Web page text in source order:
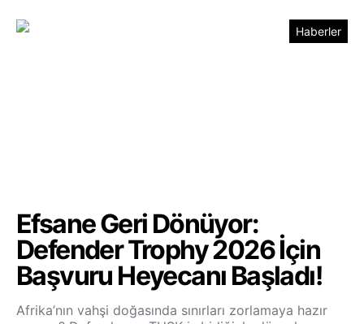
Haberler
Efsane Geri Dönüyor:
Defender Trophy 2026 İçin
Başvuru Heyecanı Başladı!
Afrika’nın vahşi doğasında sınırları zorlamaya hazır